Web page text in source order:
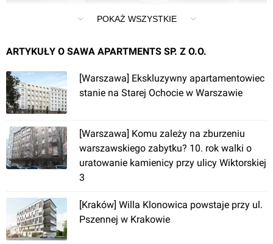
Warszawa, Solec
[Zegrze] Apartamenty, ul. Oficerska (Jezioro
Zegrzyńskie)
POKAŻ WSZYSTKIE
ARTYKUŁY O SAWA APARTMENTS SP. Z O.O.
[Warszawa] Ekskluzywny apartamentowiec
stanie na Starej Ochocie w Warszawie
[Warszawa] Komu zależy na zburzeniu
warszawskiego zabytku? 10. rok walki o
uratowanie kamienicy przy ulicy Wiktorskiej
3
[Kraków] Willa Klonowica powstaje przy ul.
Pszennej w Krakowie